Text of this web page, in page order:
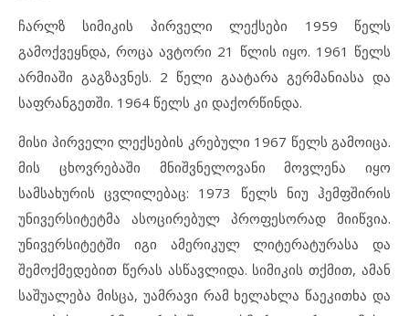
ჩარლზ სიმიკის პირველი ლექსები 1959 წელს
გამოქვეყნდა, როცა ავტორი 21 წლის იყო. 1961 წელს
არმიაში გაგზავნეს. 2 წელი გაატარა გერმანიასა და
საფრანგეთში. 1964 წელს კი დაქორწინდა.
მისი პირველი ლექსების კრებული 1967 წელს გამოიცა.
მის ცხოვრებაში მნიშვნელოვანი მოვლენა იყო
სამსახურის ცვლილებაც: 1973 წელს ნიუ ჰემფშირის
უნივერსიტეტმა ასოცირებულ პროფესორად მიიწვია.
უნივერსიტეტში იგი ამერიკულ ლიტერატურასა და
შემოქმედებით წერას ასწავლიდა. სიმიკის თქმით, ამან
საშუალება მისცა, უამრავი რამ ხელახლა წაეკითხა და